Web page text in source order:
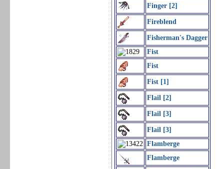
Finger [2]
Fireblend
Fisherman's Dagger
Fist
Fist
Fist [1]
Flail [2]
Flail [3]
Flail [3]
Flamberge
Flamberge